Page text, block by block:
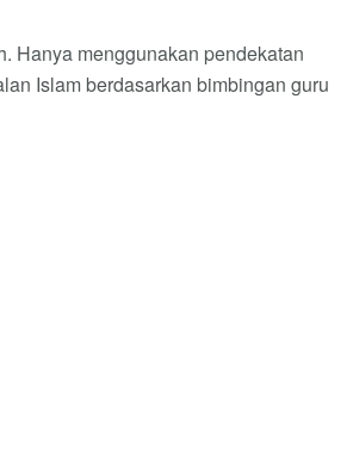
Hanya menggunakan pendekatan
Islam berdasarkan bimbingan guru